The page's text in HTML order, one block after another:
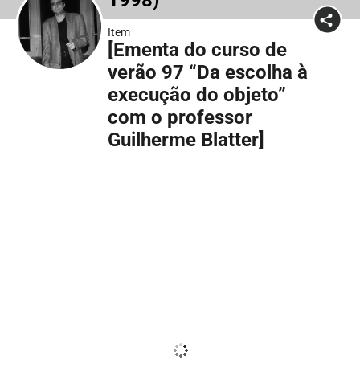
Item
[Ementa do curso de
verão 97 “Da escolha à
execução do objeto”
com o professor
Guilherme Blatter]